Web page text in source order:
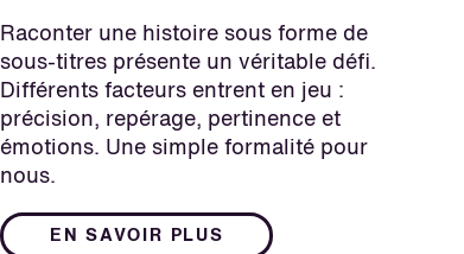
Raconter une histoire sous forme de
sous-titres présente un véritable défi.
Différents facteurs entrent en jeu :
précision, repérage, pertinence et
émotions. Une simple formalité pour
nous.
EN SAVOIR PLUS